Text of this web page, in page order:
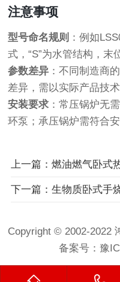
注意事项
型号命名规则 ：例如
式，“S”为水管结构，末
参数差异 ：不同制造商
差异，需以实际产品技术
安装要求 ：常压锅炉无
环泵；承压锅炉需符合安
上一篇：燃油燃气卧式
下一篇：生物质卧式手
Copyright © 2002-2022
备案号： 豫